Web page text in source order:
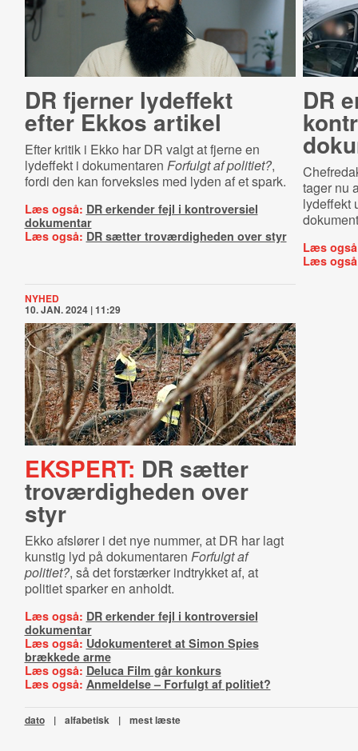
DR fjerner lydeffekt
efter Ekkos artikel
Efter kritik i Ekko har DR valgt at fjerne en
lydeffekt i dokumentaren Forfulgt af politiet?,
fordi den kan forveksles med lyden af et spark.
Læs også: DR erkender fejl i kontroversiel
dokumentar
Læs også: DR sætter troværdigheden over styr
DR
tager nu
lydeffekt
Læs
Læs
NYHED
10. JAN. 2024 | 11:29
EKSPERT: DR sætter
troværdigheden over
styr
Ekko afslører i det nye nummer, at DR har lagt
kunstig lyd på dokumentaren Forfulgt af
politiet?, så det forstærker indtrykket af, at
politiet sparker en anholdt.
Læs også: DR erkender fejl i kontroversiel
dokumentar
Læs også: Udokumenteret at Simon Spies
brækkede arme
Læs også: Deluca Film går konkurs
Læs også: Anmeldelse – Forfulgt af politiet?
dato | alfabetisk | mest læste